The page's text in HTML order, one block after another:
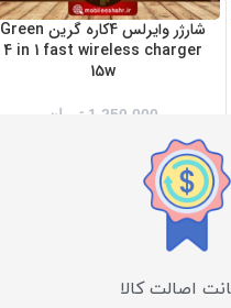
شارژر وایرلس 4کاره گرین Green
4 in 1 fast wireless charger
15w
1,250,000 تومان
اصالت کالا